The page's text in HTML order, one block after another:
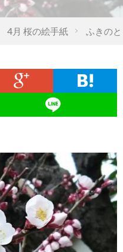
4月 桜の絵手紙 ふきの